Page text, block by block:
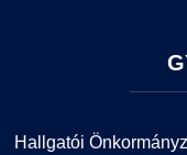
Hallgatói